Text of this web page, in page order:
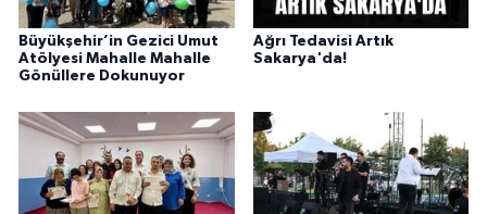
Büyükşehir’in Gezici Umut
Atölyesi Mahalle Mahalle
Gönüllere Dokunuyor
Ağrı Tedavisi Artık
Sakarya'da!